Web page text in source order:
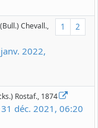
1 2
(Bull.) Chevall.,
2022,
Rostaf., 1874
31 déc. 2021, 06:20